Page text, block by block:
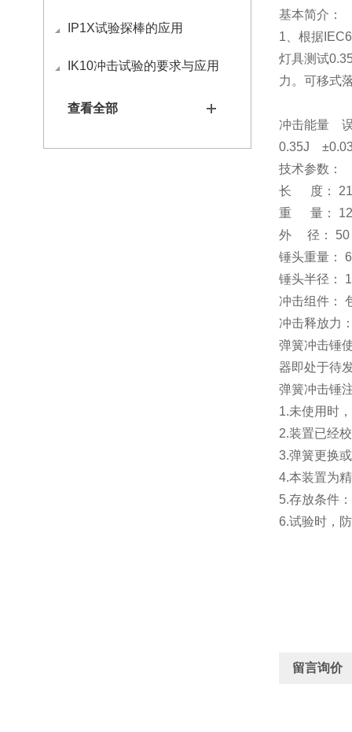
IP1X试验探棒的应用
IK10冲击试验的要求与应用
查看全部
基本简介：
1、根据
灯具测试
力。 可移式
冲击能量
0.35J
技术参数：
长 度：
重 量：
外 径： 50
锤头重量：
锤头半径：
冲击组件：
冲击释放力
弹簧冲击锤
器即处于待
弹簧冲击锤
1.未使用时
2.装置已经
3.弹簧更换
4.本装置为
5.存放条件
6.试验时，
留言询价